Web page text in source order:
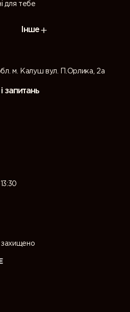
для тебе
Інше
м. Калуш вул. П.Орлика, 2а
запитань